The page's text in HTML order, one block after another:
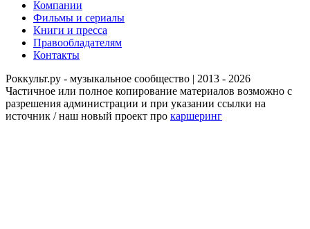
Компании
Фильмы и сериалы
Книги и пресса
Правообладателям
Контакты
Роккульт.ру - музыкальное сообщество | 2013 - 2026
Частичное или полное копирование материалов возможно с
разрешения администрации и при указании ссылки на
источник / наш новый проект про каршеринг